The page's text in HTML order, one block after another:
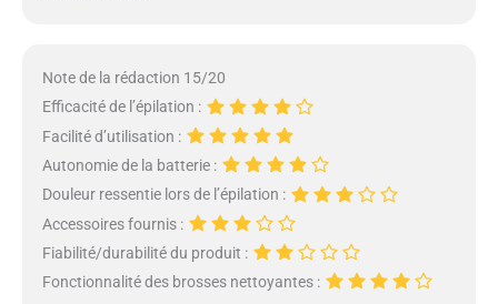
Note de la rédaction 15/20
Efficacité de l’épilation :
Facilité d’utilisation :
Autonomie de la batterie :
Douleur ressentie lors de l’épilation :
Accessoires fournis :
Fiabilité/durabilité du produit :
Fonctionnalité des brosses nettoyantes :